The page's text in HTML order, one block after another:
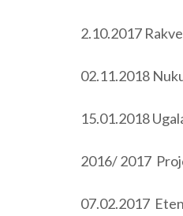
2.10.2017
02.11.2018
15.01.2018
2016/ 2017
07.02.2017